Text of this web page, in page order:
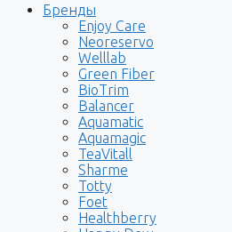
Бренды
Enjoy Care
Neoreservo
Welllab
Green Fiber
BioTrim
Balancer
Aquamatic
Aquamagic
TeaVitall
Sharme
Totty
Foet
Healthberry